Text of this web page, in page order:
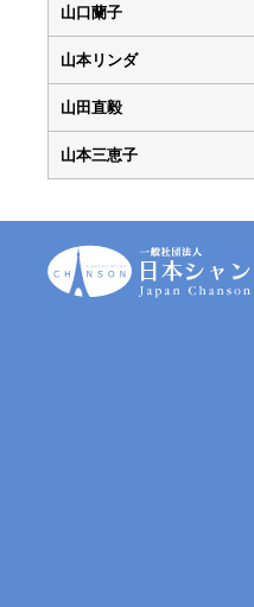
山口蘭子
山本リンダ
山田直毅
山本三恵子
一
般
社